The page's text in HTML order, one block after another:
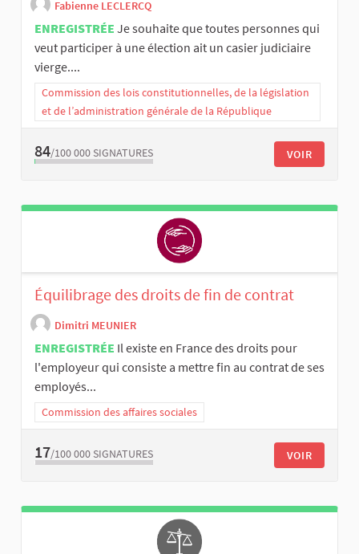
Fabienne LECLERCQ
ENREGISTRÉE Je souhaite que toutes personnes qui
veut participer à une élection ait un casier judiciaire
vierge....
Commission des lois constitutionnelles, de la législation
et de l’administration générale de la République
84/100 000 SIGNATURES VOIR
Équilibrage des droits de fin de contrat
Dimitri MEUNIER
ENREGISTRÉE Il existe en France des droits pour
l'employeur qui consiste a mettre fin au contrat de ses
employés...
Commission des affaires sociales
17/100 000 SIGNATURES VOIR